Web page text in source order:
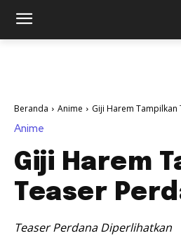
Beranda Anime Giji Harem Tampilkan
Anime
Giji Harem
Teaser
Teaser Perdana Diperlihatkan